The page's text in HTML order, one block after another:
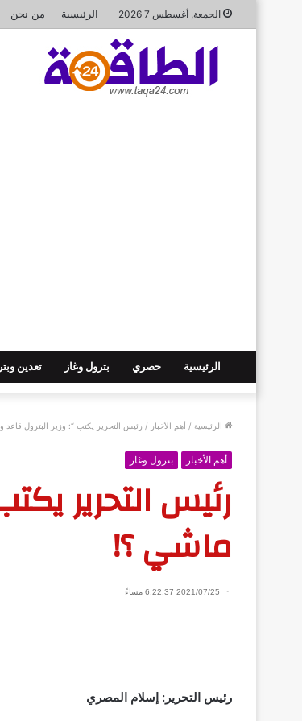
الجمعة, أغسطس 7 2026 الرئيسية من نحن
الرئيسية حصري بترول وغاز تعدين
الرئيسية / أهم الأخبار / رئيس التحرير يكتب “: وزير البترول قاعد
أهم الأخبار بترول وغاز
رئيس التحرير
ماشي ؟!
2021/07/25 6:22:37 مساءً
رئيس التحرير: إسلام المصري